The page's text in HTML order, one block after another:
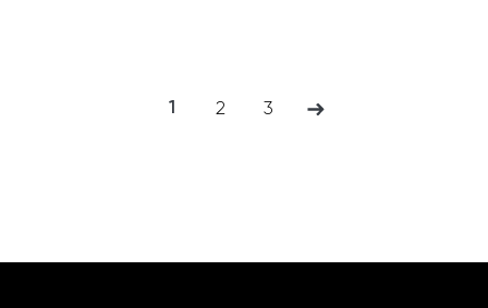
n
Page
1
Page
2
Page
3
Page